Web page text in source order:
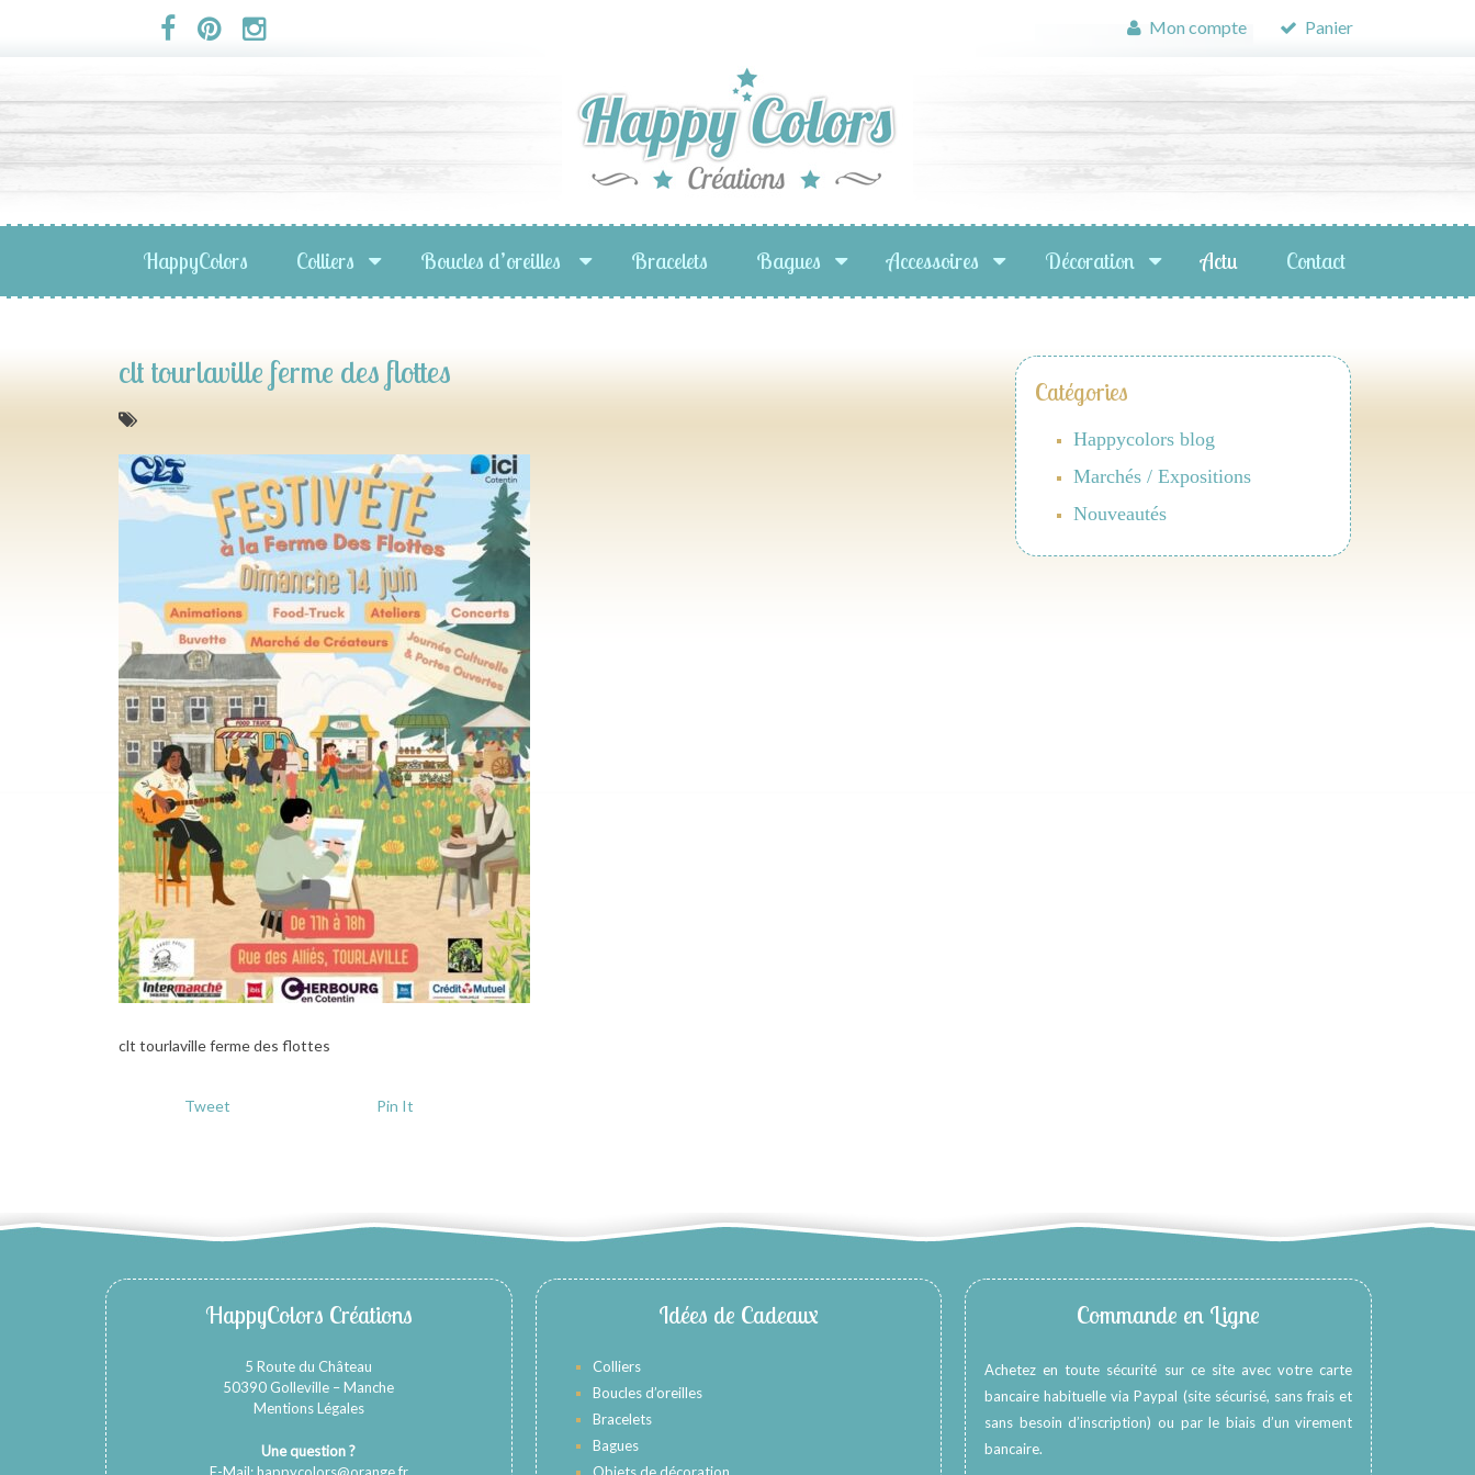
Mon compte Panier
HappyColors Colliers Boucles d’oreilles Bracelets Bagues Accessoires Décoration Actu Contact
clt tourlaville ferme des flottes
clt tourlaville ferme des flottes
Tweet Pin It
Catégories
Happycolors blog
Marchés / Expositions
Nouveautés
HappyColors Créations
5 Route du Château
50390 Golleville – Manche
Mentions Légales
Une question ?
Idées de Cadeaux
Colliers
Boucles d’oreilles
Bracelets
Bagues
Commande en Ligne
Achetez en toute sécurité sur ce site avec votre carte
bancaire habituelle via Paypal (site sécurisé, sans frais et
sans besoin d’inscription) ou par le biais d’un virement
bancaire.
Panneau de gestion des cookies